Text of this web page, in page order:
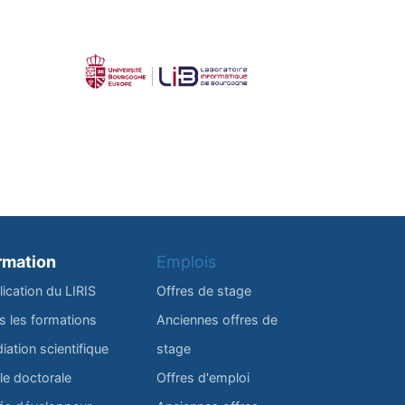
du LIRIS
les formations
scientifique
doctorale
Emplois
Offres de stage
Anciennes offres de
stage
Offres d'emploi